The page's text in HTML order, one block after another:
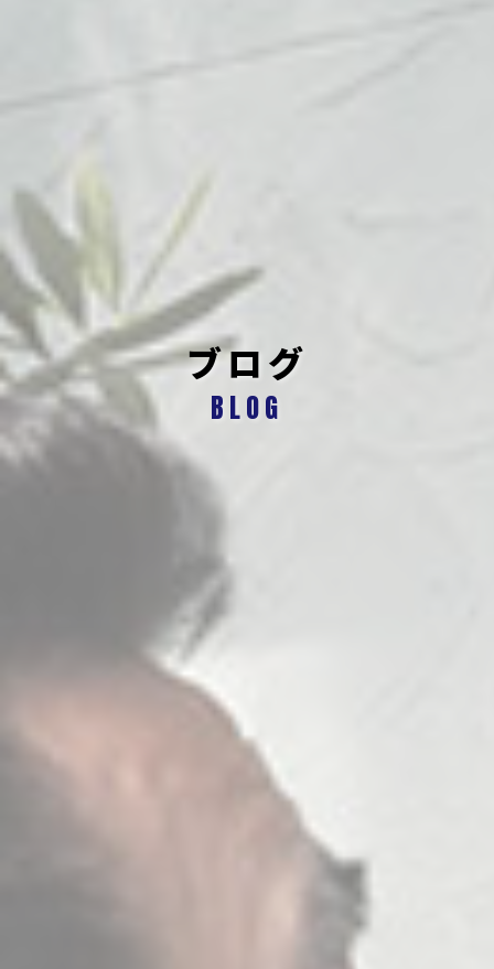
ブログ
BLOG